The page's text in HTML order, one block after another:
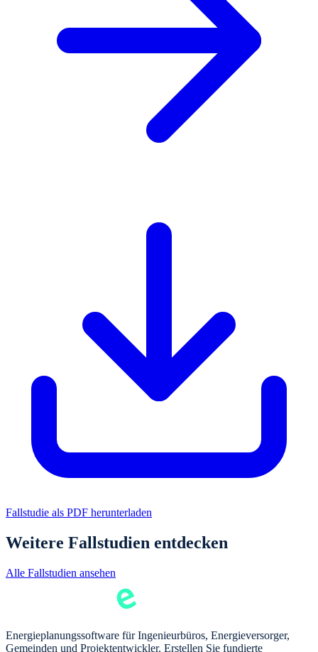
Fallstudie als PDF herunterladen
Weitere Fallstudien entdecken
Alle Fallstudien ansehen
Energieplanungssoftware für Ingenieurbüros, Energieversorger,
Gemeinden und Projektentwickler. Erstellen Sie fundierte